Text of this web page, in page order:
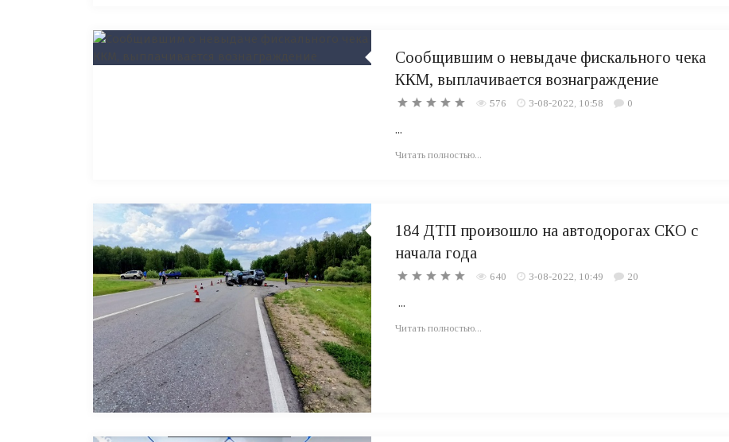
Сообщившим о невыдаче фискального чека
ККМ, выплачивается вознаграждение
576 3-08-2022, 10:58 0
...
Читать полностью...
184 ДТП произошло на автодорогах СКО с
начала года
640 3-08-2022, 10:49 20
...
Читать полностью...